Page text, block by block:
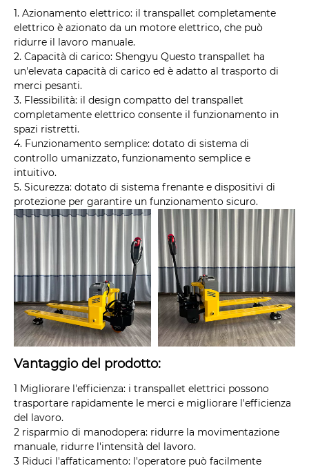
1. Azionamento elettrico: il transpallet completamente
elettrico è azionato da un motore elettrico, che può
ridurre il lavoro manuale.
2. Capacità di carico: Shengyu Questo transpallet ha
un'elevata capacità di carico ed è adatto al trasporto di
merci pesanti.
3. Flessibilità: il design compatto del transpallet
completamente elettrico consente il funzionamento in
spazi ristretti.
4. Funzionamento semplice: dotato di sistema di
controllo umanizzato, funzionamento semplice e
intuitivo.
5. Sicurezza: dotato di sistema frenante e dispositivi di
protezione per garantire un funzionamento sicuro.
Vantaggio del prodotto:
1 Migliorare l'efficienza: i transpallet elettrici possono
trasportare rapidamente le merci e migliorare l'efficienza
del lavoro.
2 risparmio di manodopera: ridurre la movimentazione
manuale, ridurre l'intensità del lavoro.
3 Riduci l'affaticamento: l'operatore può facilmente